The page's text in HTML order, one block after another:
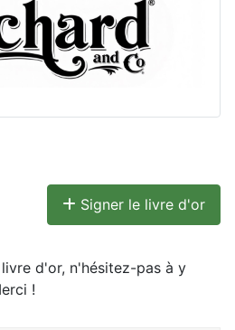
Signer le livre d'or
d'or, n'hésitez-pas à y
!